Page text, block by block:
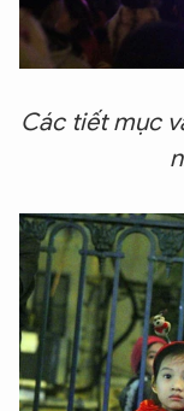
Các tiết mục
XIN
TÔI